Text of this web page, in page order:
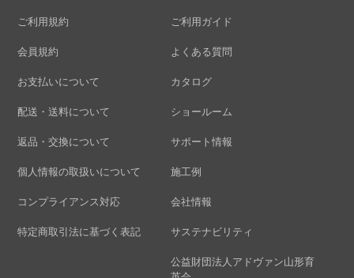
ご利用規約
会員規約
お支払いについて
配送・送料について
返品・交換について
個人情報の取扱いについて
コンプライアンス対応
特定商取引法に基づく表記
ご利用ガイド
よくある質問
カタログ
ショールーム
サポート情報
施工例
会社情報
サステナビリティ
公益財団法人アドヴァン山形育